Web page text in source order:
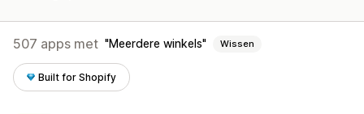
507 apps met Meerdere winkels Wissen
Built for Shopify